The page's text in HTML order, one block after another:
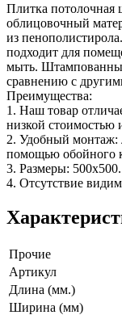
Плитка потолочная
облицовочный
из
подходит для
мыть.
сравнению с
Преимущества:
1. Наш товар
низкой стоимостью
2. Удобный монтаж:
помощью обойного
3. Размеры: 500х500.
4. Отсутствие
Прочие
Артикул
Длина (мм.)
Ширина (мм)